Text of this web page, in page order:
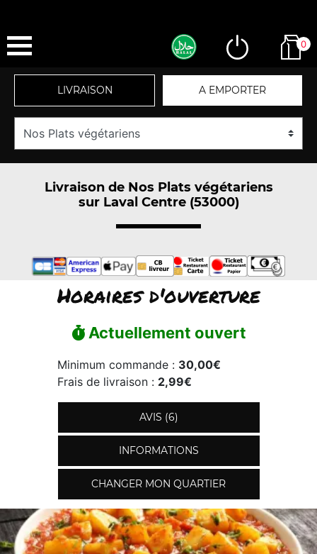
0
LIVRAISON A EMPORTER
Livraison de Nos Plats végétariens
sur Laval Centre (53000)
Horaires d'ouverture
Actuellement ouvert
Minimum commande : 30,00€
Frais de livraison : 2,99€
AVIS (6)
INFORMATIONS
CHANGER MON QUARTIER